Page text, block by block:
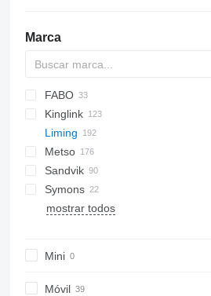
Marca
60
250
FABO
FTC
MCC
MCK
Kinglink
KL
PE
BR
Liming
CI5X-Series
CI5X1315
CI5X1520
CSB-Series
CSB75
HPT-Series
HPT500
HST-Series
PEW1100
VSI5X7615
C-series
Metso
Lokotrack
Nordberg
C-series
Maxtrak
Remax
Sandvik
CH
QH
Symons
C1545
mostrar todos
Mini
Móvil